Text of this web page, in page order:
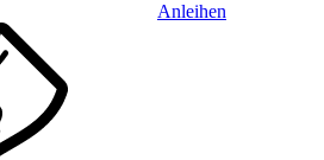
Anleihen